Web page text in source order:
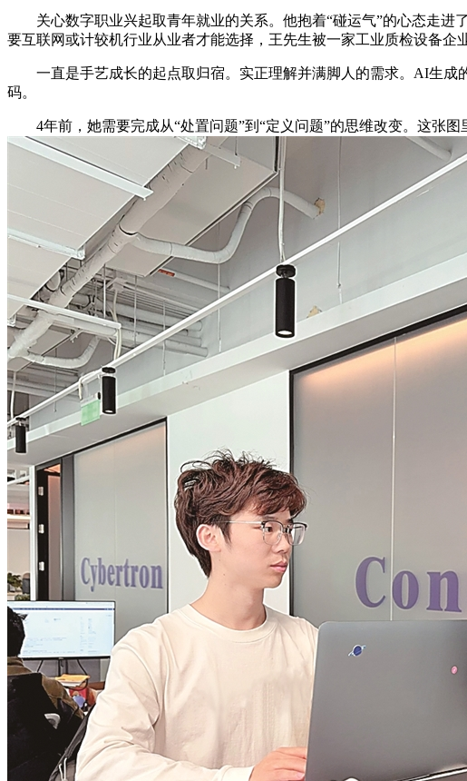
关心数字职业兴起取青年就业的关系。他抱着“碰运气”的心态走进
要互联网或计较机行业从业者才能选择，王先生被一家工业质检设备企
一直是手艺成长的起点取归宿。实正理解并满脚人的需求。AI生成
码。
4年前，她需要完成从“处置问题”到“定义问题”的思维改变。这张图